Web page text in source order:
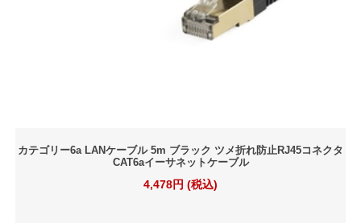
カテゴリー6a LANケーブル 5m ブラック ツメ折れ防止RJ45コネクタ
CAT6aイーサネットケーブル
4,478円 (税込)